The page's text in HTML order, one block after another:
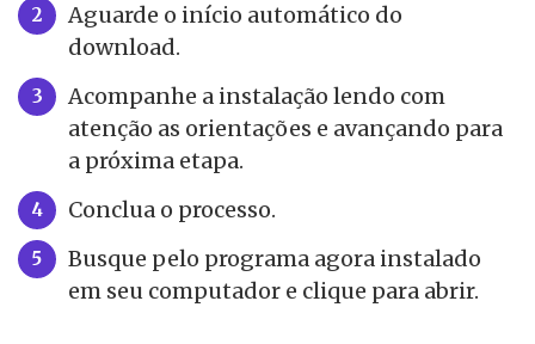
Aguarde o início automático do
download.
Acompanhe a instalação lendo com
atenção as orientações e avançando para
a próxima etapa.
Conclua o processo.
Busque pelo programa agora instalado
em seu computador e clique para abrir.